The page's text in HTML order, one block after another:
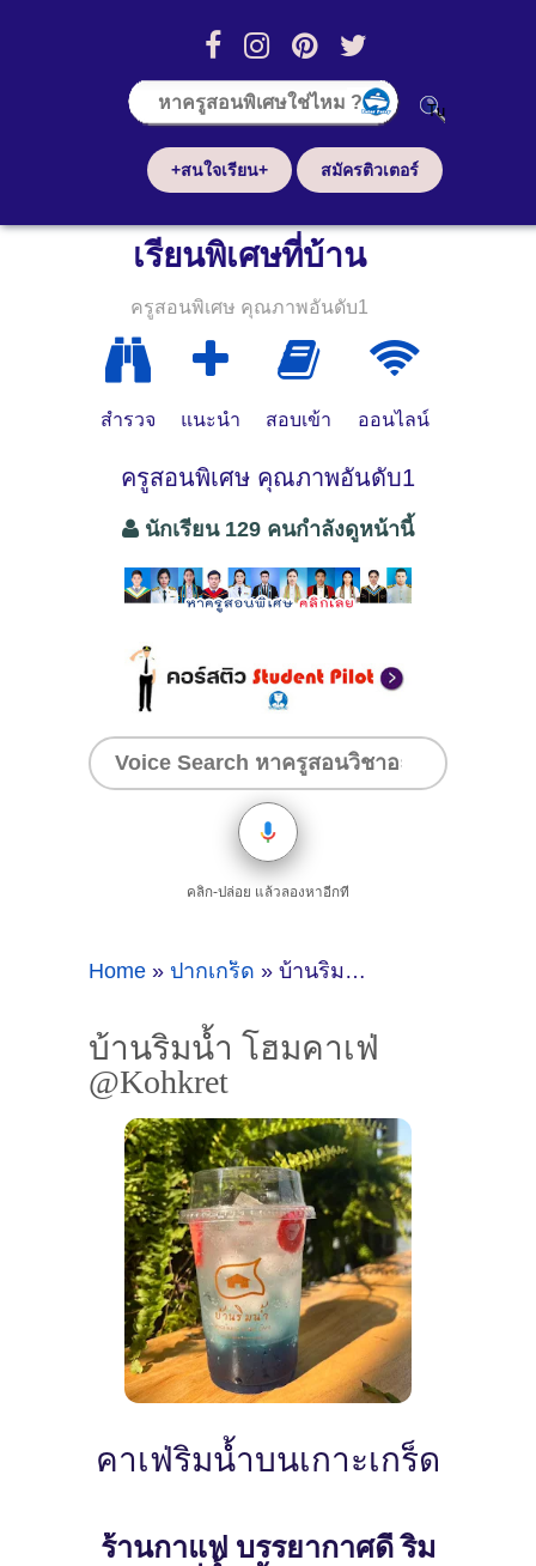
+สนใจเรียน+ สมัครติวเตอร์
เรียนพิเศษที่บ้าน
ครูสอนพิเศษ คุณภาพอันดับ1
สำรวจ แนะนำ สอบเข้า ออนไลน์
ครูสอนพิเศษ คุณภาพอันดับ1
นักเรียน 129 คนกำลังดูหน้านี้
คลิก-ปล่อย แล้วลองหาอีกที
Home » ปากเกร็ด » บ้านริมน้ำ โฮมคาเฟ่ @Kohkret
บ้านริมน้ำ โฮมคาเฟ่
@Kohkret
คาเฟ่ริมน้ำบนเกาะเกร็ด
ร้านกาแฟ บรรยากาศดี ริม